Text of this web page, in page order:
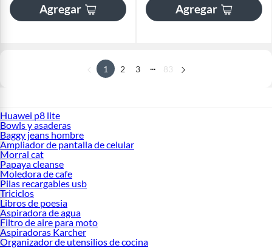
Agregar Agregar
1 2 3 ... 83
Huawei p8 lite
Bowls y asaderas
Baggy jeans hombre
Ampliador de pantalla de celular
Morral cat
Papaya cleanse
Moledora de cafe
Pilas recargables usb
Triciclos
Libros de poesia
Aspiradora de agua
Filtro de aire para moto
Aspiradoras Karcher
Organizador de utensilios de cocina